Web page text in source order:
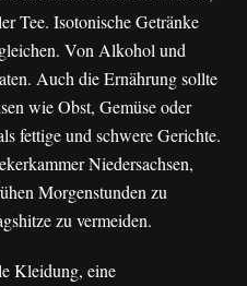
Tee. Isotonische Getränke
Von Alkohol und
Auch die Ernährung sollte
wie Obst, Gemüse oder
fettige und schwere Gerichte.
Niedersachsen,
Morgenstunden zu
zu vermeiden.
Kleidung, eine